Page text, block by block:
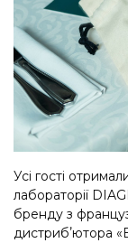
Усі гості
лабораторії
бренду з
дистрибʼютора